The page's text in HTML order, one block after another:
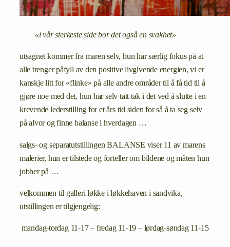
«i vår sterkeste side bor det også en svakhet»
utsagnet kommer fra maren selv, hun har særlig fokus på at
alle trenger påfyll av den positive livgivende energien, vi er
kanskje litt for «flinke» på alle andre områder til å få tid til å
gjøre noe med det, hun har selv tatt tak i det ved å slutte i en
krevende lederstilling for et års tid siden for så å ta seg selv
på alvor og finne balanse i hverdagen …
salgs- og separatutstillingen BALANSE viser 11 av marens
malerier, hun er tilstede og forteller om bildene og måten hun
jobber på …
velkommen til galleri løkke i løkkehaven i sandvika,
utstillingen er tilgjengelig:
mandag-tordag 11-17 – fredag 11-19 – lørdag-søndag 11-15